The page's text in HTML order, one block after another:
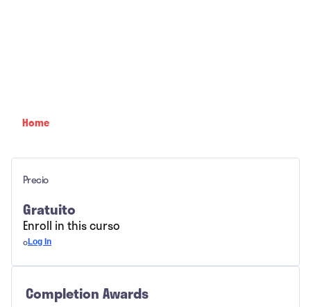
Home
Precio
Gratuito
Enroll in this curso
oLog In
Completion Awards